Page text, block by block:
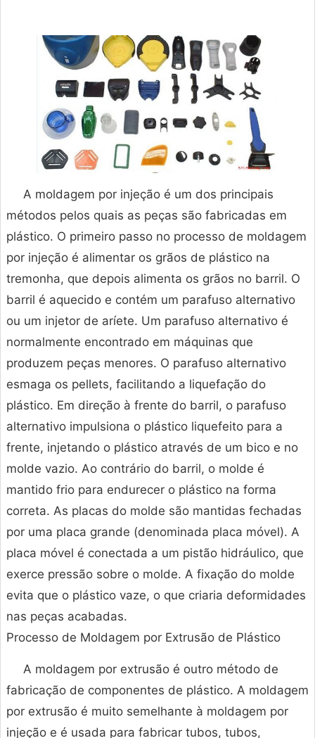
A moldagem por injeção é um dos principais
métodos pelos quais as peças são fabricadas em
plástico. O primeiro passo no processo de moldagem
por injeção é alimentar os grãos de plástico na
tremonha, que depois alimenta os grãos no barril. O
barril é aquecido e contém um parafuso alternativo
ou um injetor de aríete. Um parafuso alternativo é
normalmente encontrado em máquinas que
produzem peças menores. O parafuso alternativo
esmaga os pellets, facilitando a liquefação do
plástico. Em direção à frente do barril, o parafuso
alternativo impulsiona o plástico liquefeito para a
frente, injetando o plástico através de um bico e no
molde vazio. Ao contrário do barril, o molde é
mantido frio para endurecer o plástico na forma
correta. As placas do molde são mantidas fechadas
por uma placa grande (denominada placa móvel). A
placa móvel é conectada a um pistão hidráulico, que
exerce pressão sobre o molde. A fixação do molde
evita que o plástico vaze, o que criaria deformidades
nas peças acabadas.
Processo de Moldagem por Extrusão de Plástico
A moldagem por extrusão é outro método de
fabricação de componentes de plástico. A moldagem
por extrusão é muito semelhante à moldagem por
injeção e é usada para fabricar tubos, tubos,